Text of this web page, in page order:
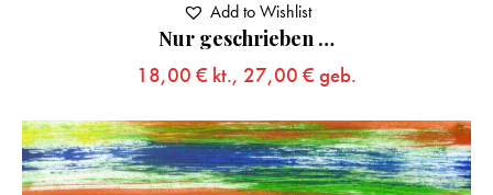
Nur geschrieben …
18,00 € kt., 27,00 € geb.
Add to Wishlist